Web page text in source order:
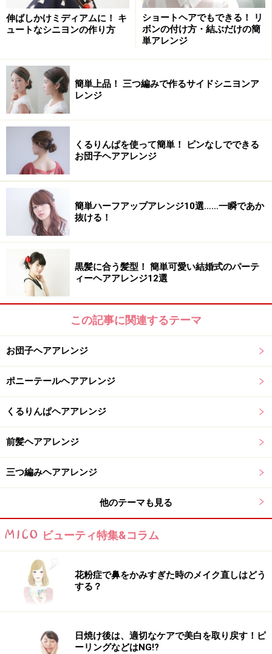
サイドのハチ上の髪を、上下2つに分ける
１. 髪を左右にざっくり分けて、分け目を決めます。ヘビ
ーサイド（毛量が多い方）のハチ上を縦位置に２つ分け
てブロッキング。束が細いと華奢な印象になりますの
で、分け取る量を調整しましょう。
細めの三つ編みを作る
２. それぞれ細めの三つ編みにします。一束編んだらダッ
クカールで仮留めしておきましょう。
編み目より少し下の位置で結ぶ
３. 二つの毛束をまとめて、シリコンゴムで結んでおきま
す。編んだ部分より少し下に結んでおくとヘアアレンジ
が楽です。後で髪全体をまとめた時のゴムの結び目に近
づけておくイメージで。
逆サイドを三つ編みにし、ゴムではなく逆毛で留める
４. 逆サイドのハチ上の髪で、三つ編みを作ります。こち
らも同様に、できるだけ下まで三つ編みを作り、逆毛で
留めておきます。毛量があるままだと逆毛で留まらない
ので、ある程度毛先のほうまでしっかり三つ編みにしま
しょう！
サイドでゆるめのひとつ結びにする
５. 髪全部をサイドに集めて、シリコンゴムでゆるく結び
ます。根元近くで結ぶとくるりんぱがやりにくいので、
少し下の位置でまとめましょう。このとき出てしまった
後れ毛はそのままで大丈夫です。顔まわりに少し毛束を
残しておくと今っぽいです。
伸ばしかけミディアムに！ キ
ュートなシニヨンの作り方
ショートヘアでもできる！ リ
ボンの付け方・結ぶだけの簡
単アレンジ
簡単上品！ 三つ編みで作るサイドシニヨンア
レンジ
くるりんぱを使って簡単！ ピンなしでできる
お団子ヘアアレンジ
簡単ハーフアップアレンジ10選……一瞬であか
抜ける！
黒髪に合う髪型！ 簡単可愛い結婚式のパーテ
ィーヘアアレンジ12選
この記事に関連するテーマ
お団子ヘアアレンジ
ポニーテールヘアアレンジ
くるりんぱヘアアレンジ
前髪ヘアアレンジ
三つ編みヘアアレンジ
他のテーマも見る
ビューティ特集&コラム
花粉症で鼻をかみすぎた時のメイク直しはどう
する？
日焼け後は、適切なケアで美白を取り戻す！ピ
ーリングなどはNG!?